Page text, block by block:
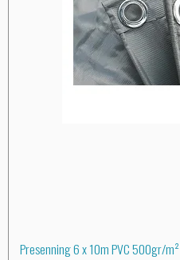
Presenning 6 x 10m PVC 500gr/m²